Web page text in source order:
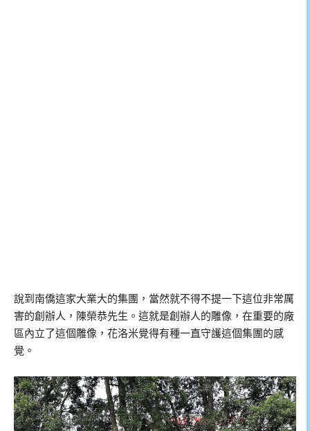
說到南僑這家大業大的集團，當然就不得不提一下這位非常厲
害的創辦人，陳榮恭先生。這就是創辦人的雕像，在重要的廠
區內立了這個雕像，花洛米覺得有種一直守護這個集團的感
覺。